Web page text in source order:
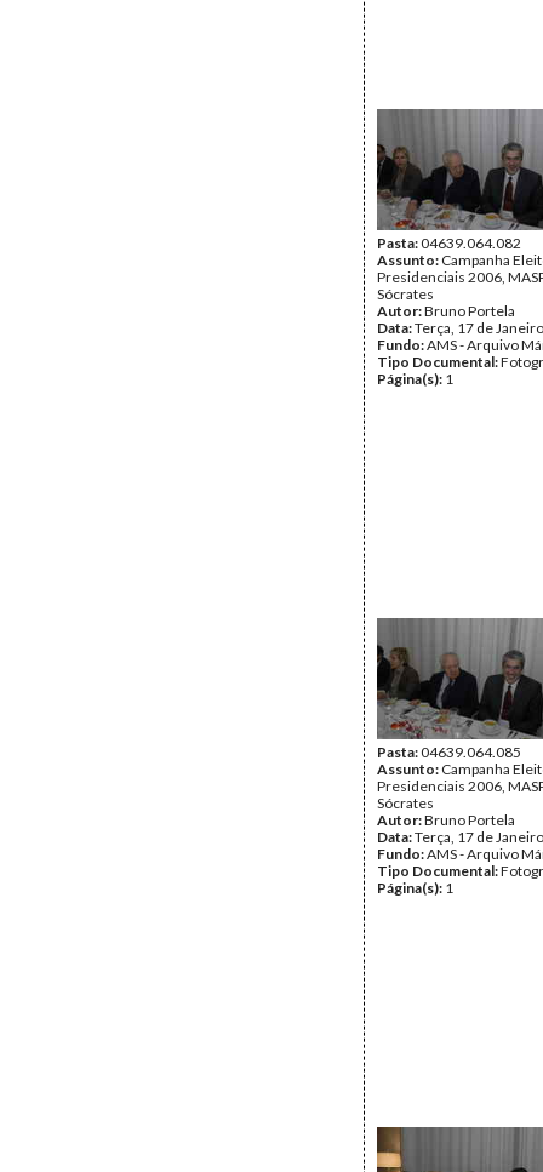
Pasta:04639.064.082
Assunto: Campanha
Presidenciais 2006,
Sócrates
Autor:Bruno Portela
Data:Terça, 17 de
Fundo:AMS - Arquivo
Tipo Documental:
Página(s): 1
Pasta:04639.064.085
Assunto: Campanha
Presidenciais 2006,
Sócrates
Autor:Bruno Portela
Data:Terça, 17 de
Fundo:AMS - Arquivo
Tipo Documental:
Página(s): 1